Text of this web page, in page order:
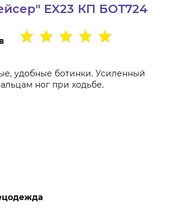
EX23 КП БОТ724
удобные ботинки. Усиленный
ног при ходьбе.